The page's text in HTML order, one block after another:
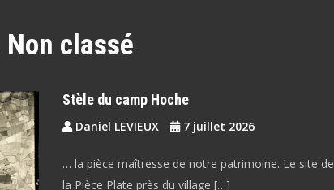
Non classé
Stèle du camp Hoche
Daniel LEVIEUX 7 juillet 2026
… la pièce maîtresse de notre patrimoine. Le site de
la Pièce Plate près du village […]